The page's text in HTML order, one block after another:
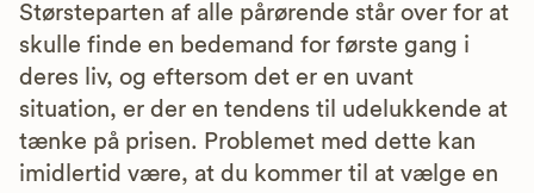
Størsteparten af alle pårørende står over for at
skulle finde en bedemand for første gang i
deres liv, og eftersom det er en uvant
situation, er der en tendens til udelukkende at
tænke på prisen. Problemet med dette kan
imidlertid være, at du kommer til at vælge en